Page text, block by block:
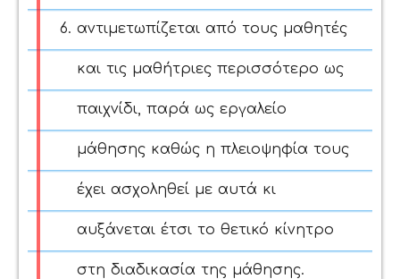
αντιμετωπίζεται από τους μαθητές
και τις μαθήτριες περισσότερο ως
παιχνίδι, παρά ως εργαλείο
μάθησης καθώς η πλειοψηφία τους
έχει ασχοληθεί με αυτά κι
αυξάνεται έτσι το θετικό κίνητρο
στη διαδικασία της μάθησης.